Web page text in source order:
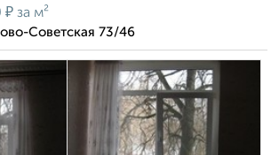
₽ за м²
Советская 73/46